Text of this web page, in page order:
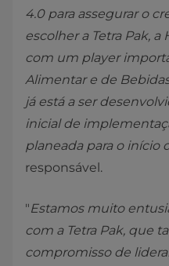
4.0 para assegurar o
escolher a Tetra Pak,
com um player
Alimentar e de
já está a ser
inicial de
planeada para o início
responsável.
"Estamos muito
com a Tetra Pak, que
compromisso de